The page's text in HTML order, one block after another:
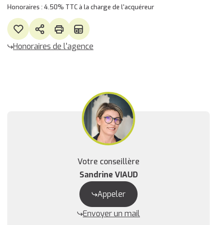
Honoraires : 4.50% TTC à la charge de l'acquéreur
Honoraires de l'agence
Votre conseillère
Sandrine VIAUD
Appeler
Envoyer un mail